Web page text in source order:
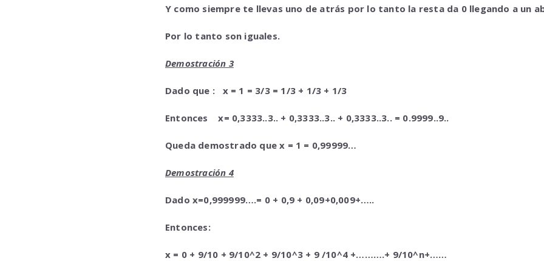
Y como siempre te llevas uno de atrás por lo tanto la resta da 0 llegando a un
Por lo tanto son iguales.
Demostración 3
Dado que : x = 1 = 3/3 = 1/3 + 1/3 + 1/3
Entonces x= 0,3333..3.. + 0,3333..3.. + 0,3333..3.. = 0.9999..9..
Queda demostrado que x = 1 = 0,99999…
Demostración 4
Dado x=0,999999….= 0 + 0,9 + 0,09+0,009+…..
Entonces:
x = 0 + 9/10 + 9/10^2 + 9/10^3 + 9 /10^4 +……….+ 9/10^n+……